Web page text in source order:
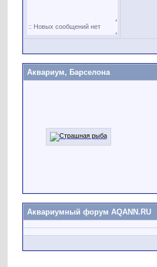
Аквариум, Барселона
Аквариумный форум AQANN.RU